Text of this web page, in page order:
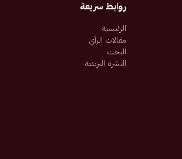
روابط سريعة
الرئيسية
مقالات الرأي
البحث
النشرة البريدية